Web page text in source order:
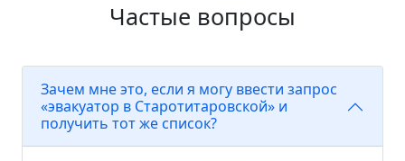
Частые вопросы
Зачем мне это, если я могу ввести запрос
«эвакуатор в Старотитаровской» и
получить тот же список?